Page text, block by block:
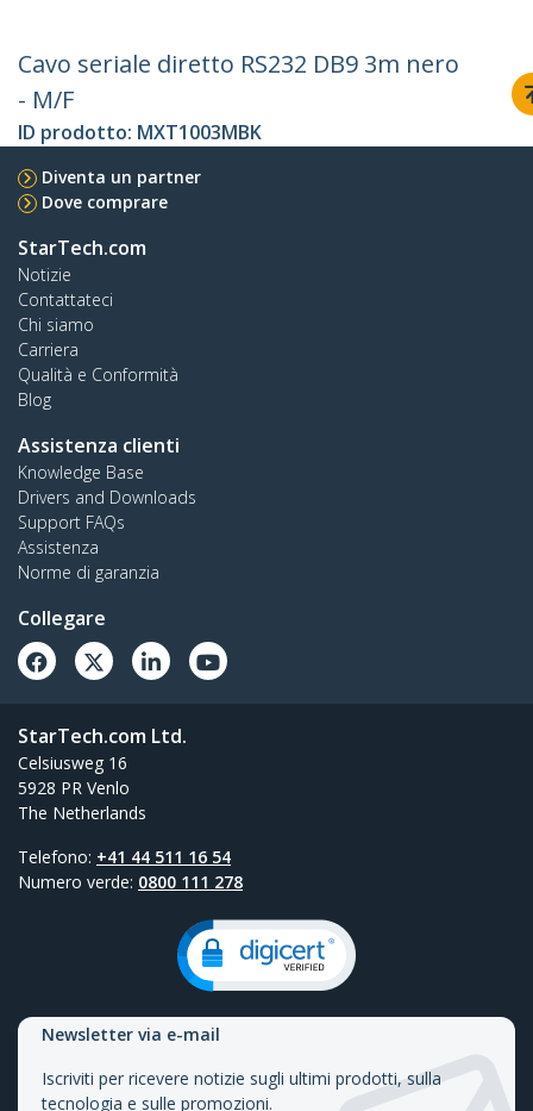
Cavo seriale diretto RS232 DB9 3m nero
- M/F
ID prodotto: MXT1003MBK
Diventa un partner
Dove comprare
StarTech.com
Notizie
Contattateci
Chi siamo
Carriera
Qualità e Conformità
Blog
Assistenza clienti
Knowledge Base
Drivers and Downloads
Support FAQs
Assistenza
Norme di garanzia
Collegare
StarTech.com Ltd.
Celsiusweg 16
5928 PR Venlo
The Netherlands
Telefono: +41 44 511 16 54
Numero verde: 0800 111 278
Newsletter via e-mail
Iscriviti per ricevere notizie sugli ultimi prodotti, sulla
tecnologia e sulle promozioni.